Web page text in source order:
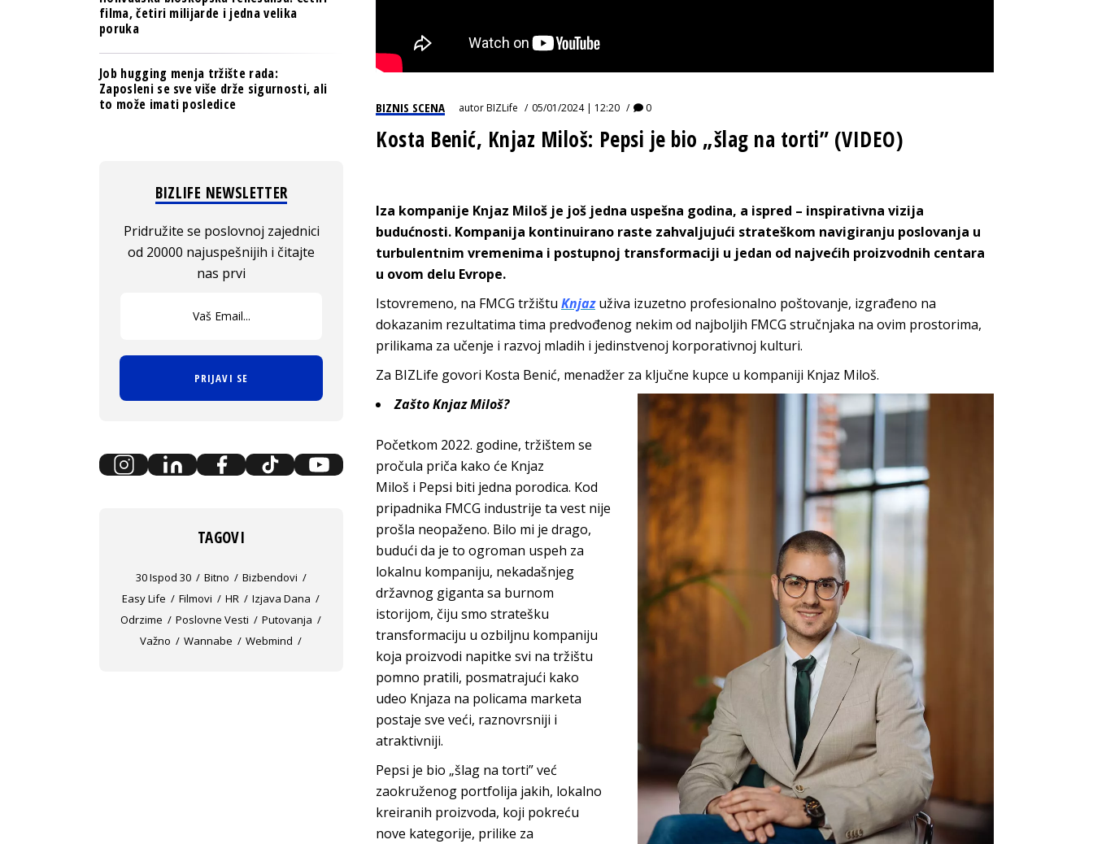
BIZNIS SCENA autorBIZLife 05/01/2024 | 12:20 0
Kosta Benić, Knjaz Miloš: Pepsi je bio „šlag na torti” (VIDEO)
Iza kompanije Knjaz Miloš je još jedna uspešna godina, a ispred – inspirativna vizija
budućnosti. Kompanija kontinuirano raste zahvaljujući strateškom navigiranju poslovanja u
turbulentnim vremenima i postupnoj transformaciji u jedan od najvećih proizvodnih centara
u ovom delu Evrope.
Istovremeno, na FMCG tržištu Knjazuživa izuzetno profesionalno poštovanje, izgrađeno na
dokazanim rezultatima tima predvođenog nekim od najboljih FMCG stručnjaka na ovim prostorima,
prilikama za učenje i razvoj mladih i jedinstvenoj korporativnoj kulturi.
Za BIZLife govori Kosta Benić, menadžer za ključne kupce u kompaniji Knjaz Miloš.
ZaštoKnjaz Miloš?
Početkom 2022. godine, tržištem se
pročula priča kako će Knjaz
Miloš i Pepsi biti jedna porodica. Kod
pripadnika FMCG industrije ta vest nije
prošla neopaženo. Bilo mi je drago,
budući da je to ogroman uspeh za
lokalnu kompaniju, nekadašnjeg
državnog giganta sa burnom
istorijom, čiju smo stratešku
transformaciju u ozbiljnu kompaniju
koja proizvodi napitke svi na tržištu
pomno pratili, posmatrajući kako
udeo Knjaza na policama marketa
postaje sve veći, raznovrsniji i
atraktivniji.
Pepsi je bio „šlag na torti” već
zaokruženog portfolija jakih, lokalno
kreiranih proizvoda, koji pokreću
nove kategorije, prilike za
filma, četiri milijarde i jedna velika
poruka
Job hugging menja tržište rada:
Zaposleni se sve više drže sigurnosti, ali
to može imati posledice
BIZLIFE NEWSLETTER
Pridružite se poslovnoj zajednici
od 20000 najuspešnijih i čitajte
nas prvi
PRIJAVI SE
TAGOVI
30 Ispod 30 Bitno
Bizbendovi
Easy Life
Filmovi HR
Izjava Dana
Odrzime
Poslovne Vesti
Putovanja
Važno
Wannabe Webmind